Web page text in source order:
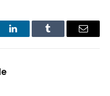
LinkedInTumblr Email